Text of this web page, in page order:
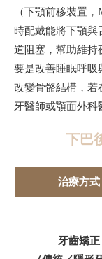
（下顎前移裝置
時配戴能將下顎與
道阻塞，幫助維持
要是改善睡眠呼吸
改變骨骼結構，若
牙醫師或顎面外科
下巴
治療方式
牙齒矯正